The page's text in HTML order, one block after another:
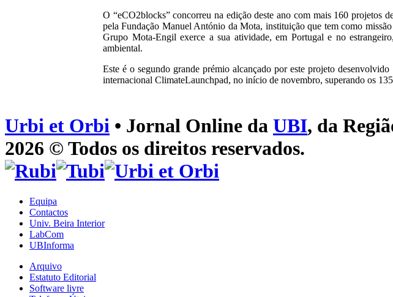
O “eCO2blocks” concorreu na edição deste ano com mais 160 projetos
pela Fundação Manuel António da Mota, instituição que tem como
Grupo Mota-Engil exerce a sua atividade, em Portugal e no
ambiental.
Este é o segundo grande prémio alcançado por este projeto
internacional ClimateLaunchpad, no início de novembro, superando os
Urbi et Orbi • Jornal Online da UBI, da
2026 © Todos os direitos reservados.
Equipa
Contactos
Univ. Beira Interior
LabCom
UBInforma
Arquivo
Estatuto Editorial
Software livre